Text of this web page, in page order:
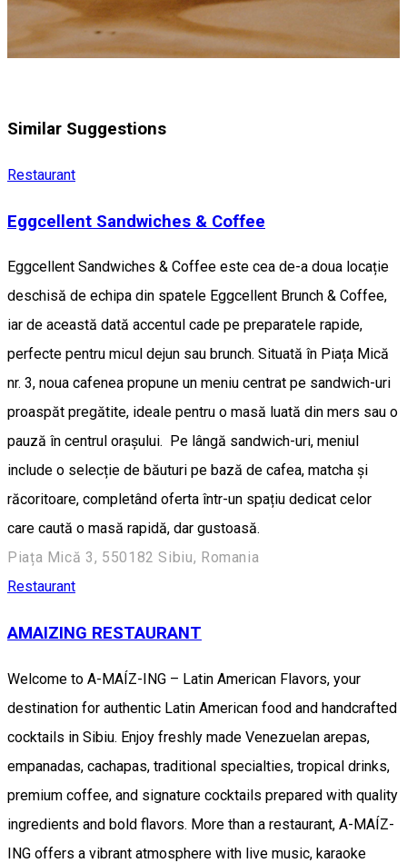
Similar Suggestions
Restaurant
Eggcellent Sandwiches & Coffee
Eggcellent Sandwiches & Coffee este cea de-a doua locație
deschisă de echipa din spatele Eggcellent Brunch & Coffee,
iar de această dată accentul cade pe preparatele rapide,
perfecte pentru micul dejun sau brunch. Situată în Piața Mică
nr. 3, noua cafenea propune un meniu centrat pe sandwich-uri
proaspăt pregătite, ideale pentru o masă luată din mers sau o
pauză în centrul orașului. Pe lângă sandwich-uri, meniul
include o selecție de băuturi pe bază de cafea, matcha și
răcoritoare, completând oferta într-un spațiu dedicat celor
care caută o masă rapidă, dar gustoasă.
Piața Mică 3, 550182 Sibiu, Romania
Restaurant
AMAIZING RESTAURANT
Welcome to A-MAÍZ-ING – Latin American Flavors, your
destination for authentic Latin American food and handcrafted
cocktails in Sibiu. Enjoy freshly made Venezuelan arepas,
empanadas, cachapas, traditional specialties, tropical drinks,
premium coffee, and signature cocktails prepared with quality
ingredients and bold flavors. More than a restaurant, A-MAÍZ-
ING offers a vibrant atmosphere with live music, karaoke